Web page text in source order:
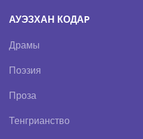
АУЭЗХАН КОДАP
Драмы
Поэзия
Проза
Тенгрианство